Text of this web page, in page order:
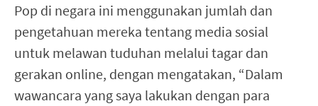
Pop di negara ini menggunakan jumlah dan
pengetahuan mereka tentang media sosial
untuk melawan tuduhan melalui tagar dan
gerakan online, dengan mengatakan, “Dalam
wawancara yang saya lakukan dengan para